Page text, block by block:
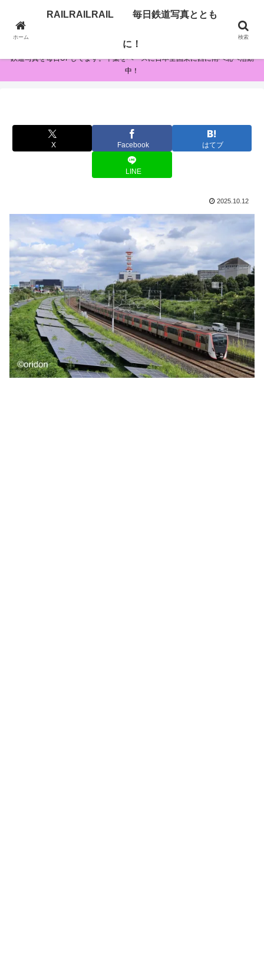
RAILRAILRAIL 毎日鉄道写真とともに！
鉄道写真を毎日UPしてます。千葉をベースに日本全国東に西に南へ北へ活動
中！
X Facebook はてブ
LINE
2025.10.12
ホーム
RAILRAILRAIL 毎日鉄道写真ととも
に！
検索